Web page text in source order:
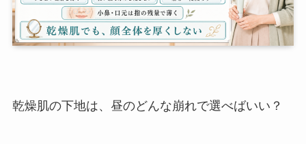
乾燥肌の下地は、昼のどんな崩れで選べばいい？